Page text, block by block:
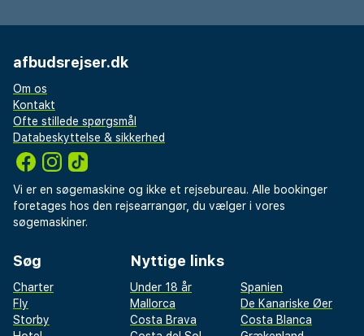
afbudsrejser.dk
Om os
Kontakt
Ofte stillede spørgsmål
Databeskyttelse & sikkerhed
Vi er en søgemaskine og ikke et rejsebureau. Alle bookinger
foretages hos den rejsearrangør, du vælger i vores
søgemaskiner.
Søg
Charter
Fly
Storby
Nyttige links
Under 18 år
Spanien
Mallorca
De Kanariske Øer
Costa Brava
Costa Blanca